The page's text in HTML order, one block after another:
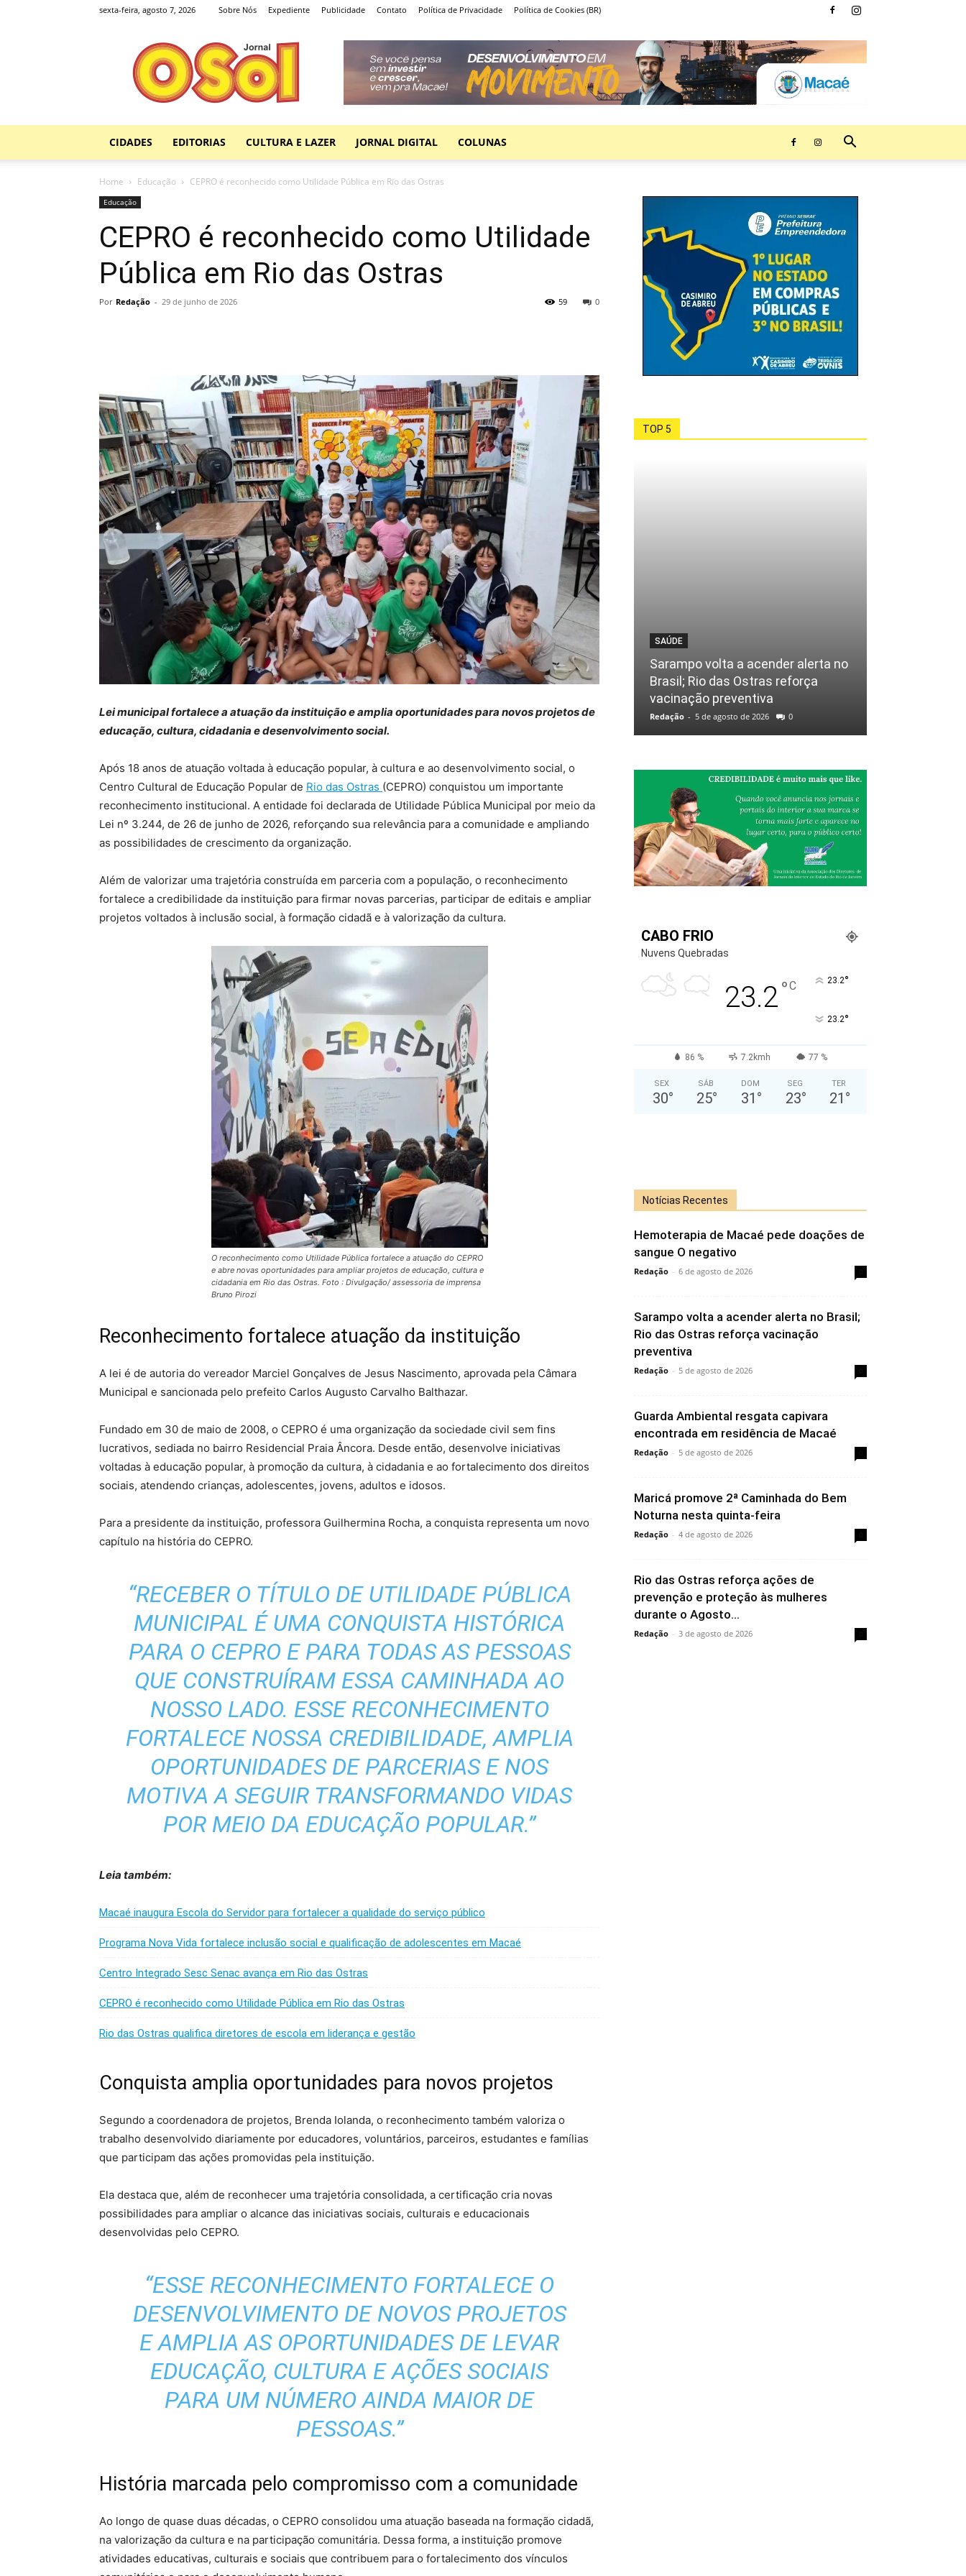
sexta-feira, agosto 7, 2026 Sobre Nós Expediente Publicidade Contato Política de Privacidade Política de Cookies (BR)
Jornal
O
Sol
CIDADES EDITORIAS CULTURA E LAZER JORNAL DIGITAL COLUNAS
Home Educação CEPRO é reconhecido como Utilidade Pública em Rio das Ostras
Educação
CEPRO é reconhecido como Utilidade
Pública em Rio das Ostras
Por Redação - 29 de junho de 2026 0
59
Lei municipal fortalece a atuação da instituição e amplia oportunidades para novos projetos de
educação, cultura, cidadania e desenvolvimento social.
Após 18 anos de atuação voltada à educação popular, à cultura e ao desenvolvimento social, o
Centro Cultural de Educação Popular de Rio das Ostras (CEPRO) conquistou um importante
reconhecimento institucional. A entidade foi declarada de Utilidade Pública Municipal por meio da
Lei nº 3.244, de 26 de junho de 2026, reforçando sua relevância para a comunidade e ampliando
as possibilidades de crescimento da organização.
Além de valorizar uma trajetória construída em parceria com a população, o reconhecimento
fortalece a credibilidade da instituição para firmar novas parcerias, participar de editais e ampliar
projetos voltados à inclusão social, à formação cidadã e à valorização da cultura.
O reconhecimento como Utilidade Pública fortalece a atuação do CEPRO
e abre novas oportunidades para ampliar projetos de educação, cultura e
cidadania em Rio das Ostras. Foto : Divulgação/ assessoria de imprensa
Bruno Pirozi
Reconhecimento fortalece atuação da instituição
A lei é de autoria do vereador Marciel Gonçalves de Jesus Nascimento, aprovada pela Câmara
Municipal e sancionada pelo prefeito Carlos Augusto Carvalho Balthazar.
Fundado em 30 de maio de 2008, o CEPRO é uma organização da sociedade civil sem fins
lucrativos, sediada no bairro Residencial Praia Âncora. Desde então, desenvolve iniciativas
voltadas à educação popular, à promoção da cultura, à cidadania e ao fortalecimento dos direitos
sociais, atendendo crianças, adolescentes, jovens, adultos e idosos.
Para a presidente da instituição, professora Guilhermina Rocha, a conquista representa um novo
capítulo na história do CEPRO.
“RECEBER O TÍTULO DE UTILIDADE PÚBLICA
MUNICIPAL É UMA CONQUISTA HISTÓRICA
PARA O CEPRO E PARA TODAS AS PESSOAS
QUE CONSTRUÍRAM ESSA CAMINHADA AO
NOSSO LADO. ESSE RECONHECIMENTO
FORTALECE NOSSA CREDIBILIDADE, AMPLIA
OPORTUNIDADES DE PARCERIAS E NOS
MOTIVA A SEGUIR TRANSFORMANDO VIDAS
POR MEIO DA EDUCAÇÃO POPULAR.”
Leia também:
Macaé inaugura Escola do Servidor para fortalecer a qualidade do serviço público
Programa Nova Vida fortalece inclusão social e qualificação de adolescentes em Macaé
Centro Integrado Sesc Senac avança em Rio das Ostras
CEPRO é reconhecido como Utilidade Pública em Rio das Ostras
Rio das Ostras qualifica diretores de escola em liderança e gestão
Conquista amplia oportunidades para novos projetos
Segundo a coordenadora de projetos, Brenda Iolanda, o reconhecimento também valoriza o
trabalho desenvolvido diariamente por educadores, voluntários, parceiros, estudantes e famílias
que participam das ações promovidas pela instituição.
Ela destaca que, além de reconhecer uma trajetória consolidada, a certificação cria novas
possibilidades para ampliar o alcance das iniciativas sociais, culturais e educacionais
desenvolvidas pelo CEPRO.
“ESSE RECONHECIMENTO FORTALECE O
DESENVOLVIMENTO DE NOVOS PROJETOS
E AMPLIA AS OPORTUNIDADES DE LEVAR
EDUCAÇÃO, CULTURA E AÇÕES SOCIAIS
PARA UM NÚMERO AINDA MAIOR DE
PESSOAS.”
História marcada pelo compromisso com a comunidade
Ao longo de quase duas décadas, o CEPRO consolidou uma atuação baseada na formação cidadã,
na valorização da cultura e na participação comunitária. Dessa forma, a instituição promove
atividades educativas, culturais e sociais que contribuem para o fortalecimento dos vínculos
TOP 5
SAÚDE
Sarampo volta a acender alerta no
Brasil; Rio das Ostras reforça
vacinação preventiva
Redação - 5 de agosto de 2026 0
CABO FRIO
Nuvens Quebradas
23.2°C 23.2°
23.2°
86 % 7.2kmh 77 %
SEX
30°
SÁB
25°
DOM
31 °
SEG
23°
TER
21 °
Notícias Recentes
Hemoterapia de Macaé pede doações de
sangue O negativo
Redação - 6 de agosto de 2026
Sarampo volta a acender alerta no Brasil;
Rio das Ostras reforça vacinação
preventiva
Redação - 5 de agosto de 2026
Guarda Ambiental resgata capivara
encontrada em residência de Macaé
Redação - 5 de agosto de 2026
Maricá promove 2ª Caminhada do Bem
Noturna nesta quinta-feira
Redação - 4 de agosto de 2026
Rio das Ostras reforça ações de
prevenção e proteção às mulheres
durante o Agosto...
Redação - 3 de agosto de 2026